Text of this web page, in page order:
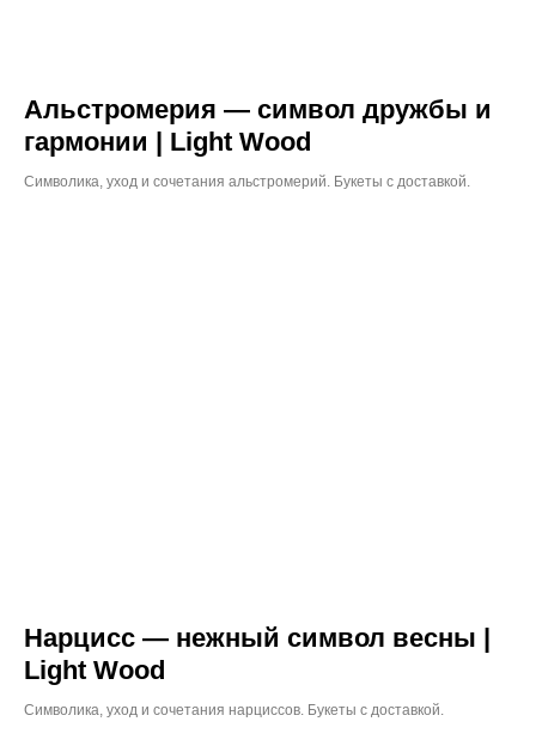
Альстромерия — символ дружбы и
гармонии | Light Wood
Символика, уход и сочетания альстромерий. Букеты с доставкой.
Нарцисс — нежный символ весны |
Light Wood
Символика, уход и сочетания нарциссов. Букеты с доставкой.